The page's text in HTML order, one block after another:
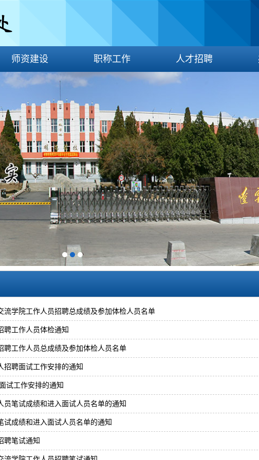
师资建设 职称工作 人才招聘
1 2 3
流学院工作人员招聘总成绩及参加体检人员名单
聘工作人员体检通知
聘工作人员总成绩及参加体检人员名单
招聘面试工作安排的通知
试工作安排的通知
员笔试成绩和进入面试人员名单的通知
试成绩和进入面试人员名单的通知
聘笔试通知